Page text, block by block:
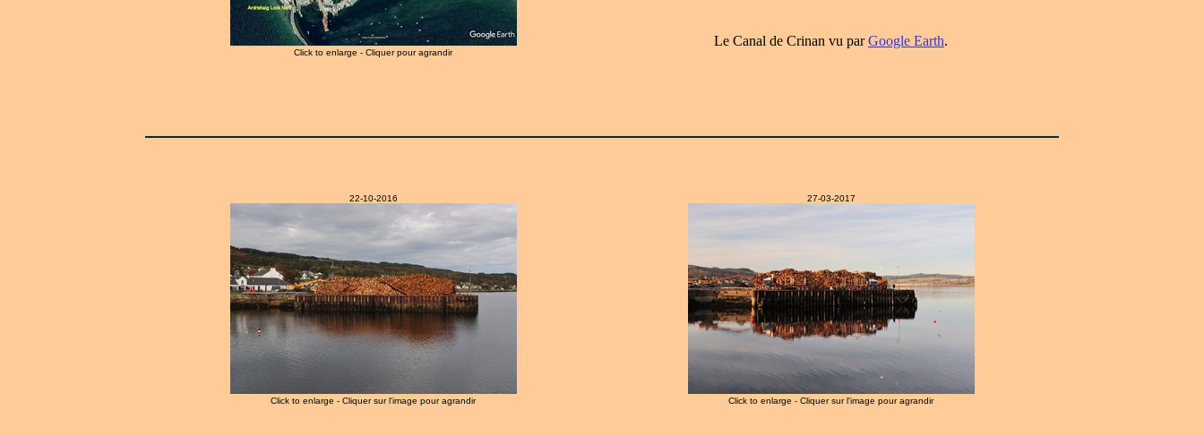
Click to enlarge - Cliquer pour agrandir
Le Canal de Crinan vu parGoogle Earth.
22-10-2016
Click to enlarge - Cliquer sur l'image pour agrandir
27-03-2017
Click to enlarge - Cliquer sur l'image pour agrandir